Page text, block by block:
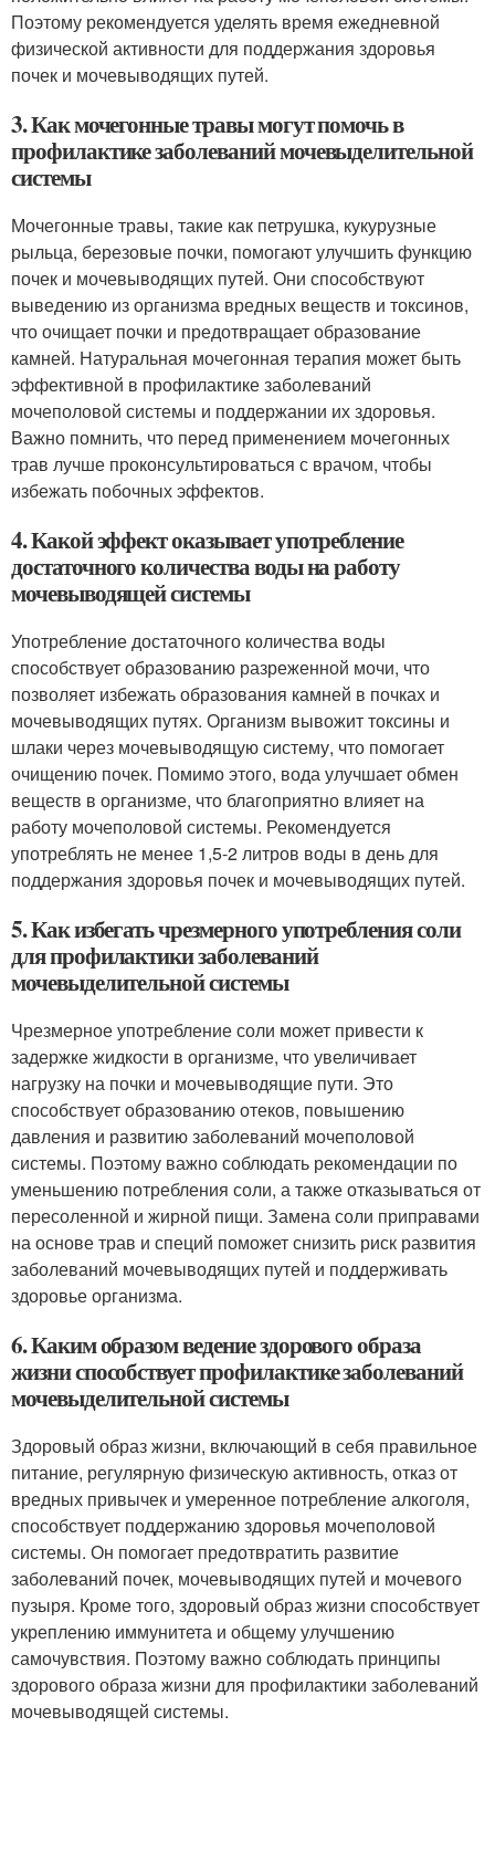
Поэтому рекомендуется уделять время ежедневной
физической активности для поддержания здоровья
почек и мочевыводящих путей.
3. Как мочегонные травы могут помочь в
профилактике заболеваний мочевыделительной
системы
Мочегонные травы, такие как петрушка, кукурузные
рыльца, березовые почки, помогают улучшить функцию
почек и мочевыводящих путей. Они способствуют
выведению из организма вредных веществ и токсинов,
что очищает почки и предотвращает образование
камней. Натуральная мочегонная терапия может быть
эффективной в профилактике заболеваний
мочеполовой системы и поддержании их здоровья.
Важно помнить, что перед применением мочегонных
трав лучше проконсультироваться с врачом, чтобы
избежать побочных эффектов.
4. Какой эффект оказывает употребление
достаточного количества воды на работу
мочевыводящей системы
Употребление достаточного количества воды
способствует образованию разреженной мочи, что
позволяет избежать образования камней в почках и
мочевыводящих путях. Организм вывожит токсины и
шлаки через мочевыводящую систему, что помогает
очищению почек. Помимо этого, вода улучшает обмен
веществ в организме, что благоприятно влияет на
работу мочеполовой системы. Рекомендуется
употреблять не менее 1,5-2 литров воды в день для
поддержания здоровья почек и мочевыводящих путей.
5. Как избегать чрезмерного употребления соли
для профилактики заболеваний
мочевыделительной системы
Чрезмерное употребление соли может привести к
задержке жидкости в организме, что увеличивает
нагрузку на почки и мочевыводящие пути. Это
способствует образованию отеков, повышению
давления и развитию заболеваний мочеполовой
системы. Поэтому важно соблюдать рекомендации по
уменьшению потребления соли, а также отказываться от
пересоленной и жирной пищи. Замена соли приправами
на основе трав и специй поможет снизить риск развития
заболеваний мочевыводящих путей и поддерживать
здоровье организма.
6. Каким образом ведение здорового образа
жизни способствует профилактике заболеваний
мочевыделительной системы
Здоровый образ жизни, включающий в себя правильное
питание, регулярную физическую активность, отказ от
вредных привычек и умеренное потребление алкоголя,
способствует поддержанию здоровья мочеполовой
системы. Он помогает предотвратить развитие
заболеваний почек, мочевыводящих путей и мочевого
пузыря. Кроме того, здоровый образ жизни способствует
укреплению иммунитета и общему улучшению
самочувствия. Поэтому важно соблюдать принципы
здорового образа жизни для профилактики заболеваний
мочевыводящей системы.